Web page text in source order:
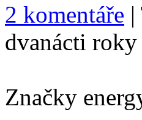
2 komentáře
dvanácti roky
Značky